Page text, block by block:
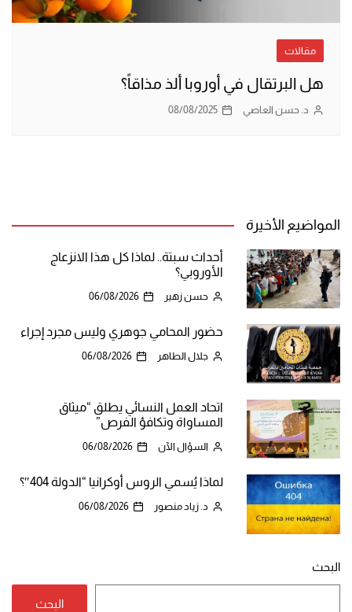
مقالات
هل البرتقال في أوروبا ألذ مذاقاً؟
د. حسن العاصي 08/08/2025
المواضيع الأخيرة
أحداث سبتة.. لماذا كل هذا الانزعاج
الأوروبي؟
حسن زهير 06/08/2026
حضور المحامي جوهري وليس مجرد إجراء
جلال الطاهر 06/08/2026
اتحاد العمل النسائي يطلق “ميثاق
المساواة وتكافؤ الفرص”
السؤال الآن 06/08/2026
لماذا يُسمي الروس أوكرانيا “الدولة 404″؟
د. زياد منصور 06/08/2026
البحث
البحث